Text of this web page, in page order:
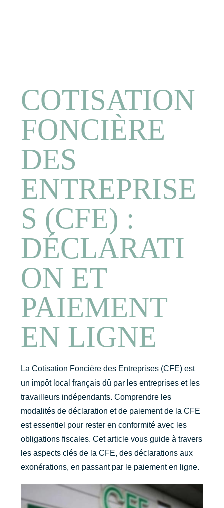
COTISATION
FONCIÈRE
DES
ENTREPRISE
S (CFE) :
DÉCLARATI
ON ET
PAIEMENT
EN LIGNE
La Cotisation Foncière des Entreprises (CFE) est
un impôt local français dû par les entreprises et les
travailleurs indépendants. Comprendre les
modalités de déclaration et de paiement de la CFE
est essentiel pour rester en conformité avec les
obligations fiscales. Cet article vous guide à travers
les aspects clés de la CFE, des déclarations aux
exonérations, en passant par le paiement en ligne.